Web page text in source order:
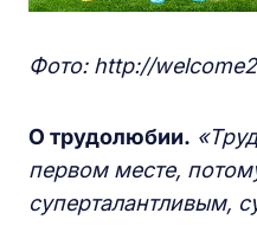
Фото: http://
О трудолюбии.
первом месте,
суперталантливым,